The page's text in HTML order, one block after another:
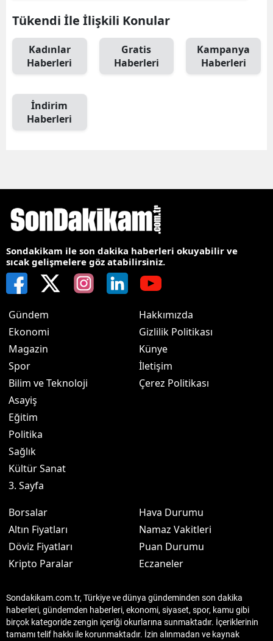
Tükendi İle İlişkili Konular
Kadınlar
Haberleri
Gratis
Haberleri
Kampanya
Haberleri
İndirim
Haberleri
Sondakikam ile son dakika haberleri okuyabilir ve
sıcak gelişmelere göz atabilirsiniz.
Gündem
Ekonomi
Magazin
Spor
Bilim ve Teknoloji
Asayiş
Eğitim
Politika
Sağlık
Kültür Sanat
3. Sayfa
Hakkımızda
Gizlilik Politikası
Künye
İletişim
Çerez Politikası
Borsalar
Altın Fiyatları
Döviz Fiyatları
Kripto Paralar
Hava Durumu
Namaz Vakitleri
Puan Durumu
Eczaneler
Sondakikam.com.tr, Türkiye ve dünya gündeminden son dakika
haberleri, gündemden haberleri, ekonomi, siyaset, spor, kamu gibi
birçok kategoride zengin içeriği okurlarına sunmaktadır. İçeriklerinin
tamamı telif hakkı ile korunmaktadır. İzin alınmadan ve kaynak